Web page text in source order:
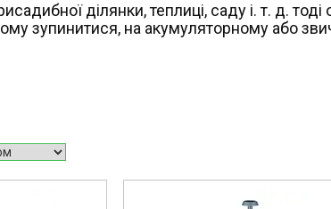
ділянки, теплиці, саду і. т. д.
зупинитися, на акумуляторному або